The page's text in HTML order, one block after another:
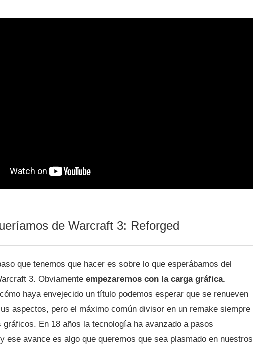
de Warcraft 3: Reforged
que tenemos que hacer es sobre lo que esperábamos del
3. Obviamente empezaremos con la carga gráfica.
haya envejecido un título podemos esperar que se renueven
aspectos, pero el máximo común divisor en un remake siempre
gráficos. En 18 años la tecnología ha avanzado a pasos
ese avance es algo que queremos que sea plasmado en nuestros